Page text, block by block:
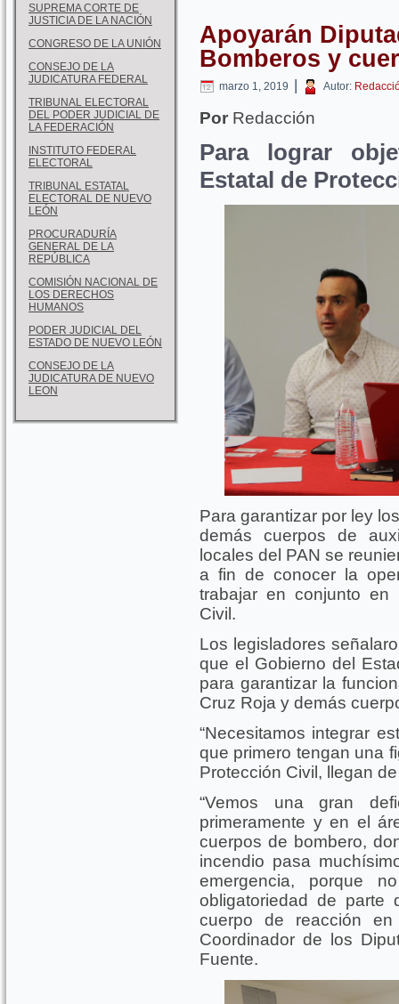
SUPREMA CORTE DE
JUSTICIA DE LA NACIÓN
CONGRESO DE LA UNIÓN
CONSEJO DE LA
JUDICATURA FEDERAL
TRIBUNAL ELECTORAL
DEL PODER JUDICIAL DE
LA FEDERACIÓN
INSTITUTO FEDERAL
ELECTORAL
TRIBUNAL ESTATAL
ELECTORAL DE NUEVO
LEÓN
PROCURADURÍA
GENERAL DE LA
REPÚBLICA
COMISIÓN NACIONAL DE
LOS DERECHOS
HUMANOS
PODER JUDICIAL DEL
ESTADO DE NUEVO LEÓN
CONSEJO DE LA
JUDICATURA DE NUEVO
LEON
Apoyarán
Bomberos y
marzo 1, 2019 | Autor:
Por Redacción
Para lograr
Estatal de
Para garantizar por ley
demás cuerpos de
locales del PAN se
a fin de conocer la
trabajar en conjunto
Civil.
Los legisladores
que el Gobierno del
para garantizar la
Cruz Roja y demás
“Necesitamos integrar
que primero tengan una
Protección Civil, llegan
“Vemos una gran
primeramente y en el
cuerpos de bombero,
incendio pasa
emergencia, porque
obligatoriedad de
cuerpo de reacción
Coordinador de los
Fuente.